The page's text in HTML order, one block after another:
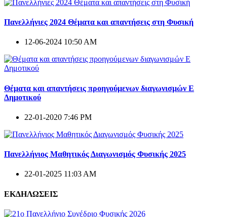
Πανελλήνιες 2024 Θέματα και απαντήσεις στη Φυσική
12-06-2024 10:50 AM
Θέματα και απαντήσεις προηγούμενων διαγωνισμών E
Δημοτικού
22-01-2020 7:46 PM
Πανελλήνιος Μαθητικός Διαγωνισμός Φυσικής 2025
22-01-2025 11:03 AM
ΕΚΔΗΛΩΣΕΙΣ